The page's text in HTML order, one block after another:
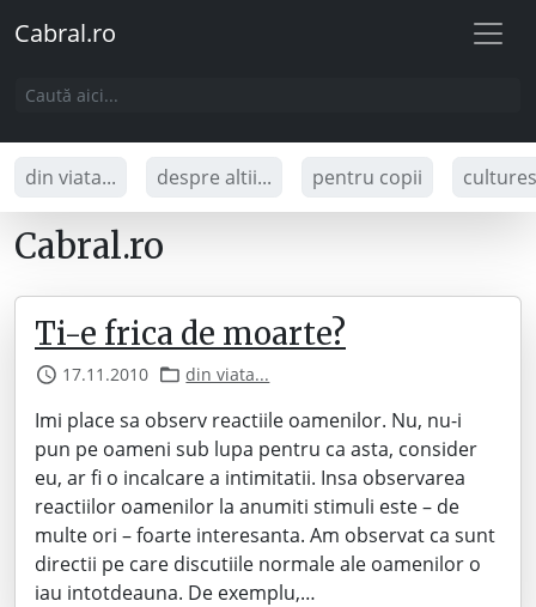
Cabral.ro
din viata... despre altii... pentru copii
Cabral.ro
Ti-e frica de moarte?
17.11.2010 din viata...
Imi place sa observ reactiile oamenilor. Nu, nu-i
pun pe oameni sub lupa pentru ca asta, consider
eu, ar fi o incalcare a intimitatii. Insa observarea
reactiilor oamenilor la anumiti stimuli este – de
multe ori – foarte interesanta. Am observat ca sunt
directii pe care discutiile normale ale oamenilor o
iau intotdeauna. De exemplu,…